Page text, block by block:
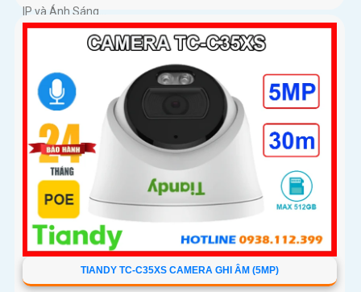
IP và Ánh Sáng...
TIANDY TC-C35XS CAMERA GHI ÂM (5MP)